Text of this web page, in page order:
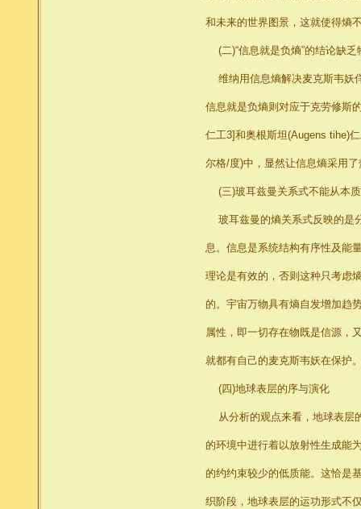
和未来的世界图景，这就使得熵
(二)“信息就是负熵”的结论缺乏
维纳用信息熵解决麦克斯韦妖
信息就是负熵则对应于克劳修斯
仁工3]和奥根斯坦(Augens tihe)
尔格/度)中，显然让信息熵采用
(三)玻耳兹曼关系式不能从本
玻耳兹曼的熵关系式反映的是
息。信息是系统结构有序性及能
理论是有效的，否则这种只考虑
的。宇宙万物具有熵自发增加趋
属性，即一切存在物既是信源，
就都有自己的麦克斯韦妖在保
(四)地球表层的序与演化
从分析的观点来看，地球表层
的环境中进行着以放射性生成能
的约约束较少的低质能。这恰是
织阶段，地球表层的运功形式不